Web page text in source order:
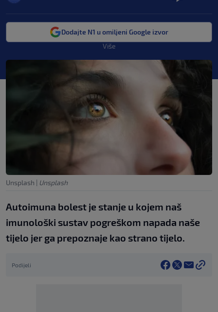
Dodajte N1 u omiljeni Google izvor
Više
Unsplash | Unsplash
Autoimuna bolest je stanje u kojem naš
imunološki sustav pogreškom napada naše
tijelo jer ga prepoznaje kao strano tijelo.
Podijeli